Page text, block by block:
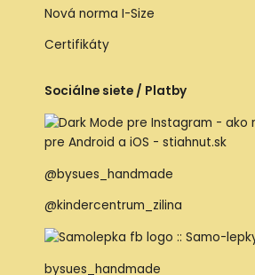
Nová norma I-Size
Certifikáty
Sociálne siete / Platby
@bysues_handmade
@kindercentrum_zilina
bysues_handmade